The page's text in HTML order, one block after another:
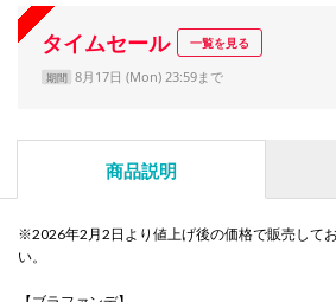
タイムセール 一覧を見る
期間 8月17日 (Mon) 23:59まで
商品説明
※2026年2月2日より値上げ後の価格で販売して
い。